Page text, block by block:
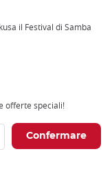
il Festival di Samba
offerte speciali!